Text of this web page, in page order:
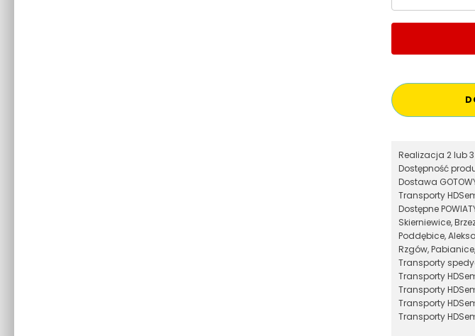
Realizacja 2 lub
Dostępność
Dostawa
Transporty
Dostępne
Skierniewice,
Poddębice,
Rzgów,
Transporty
Transporty
Transporty
Transporty
Transporty